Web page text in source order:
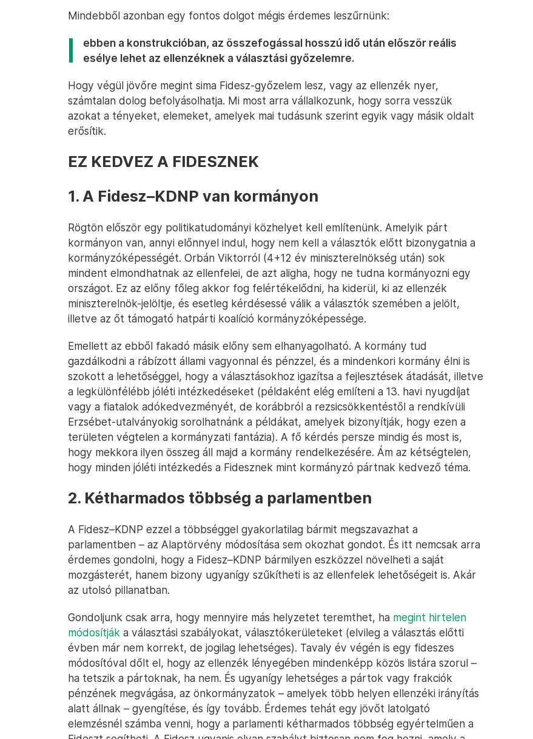
Mindebből azonban egy fontos dolgot mégis érdemes leszűrnünk:
ebben a konstrukcióban, az összefogással hosszú idő után először reális
esélye lehet az ellenzéknek a választási győzelemre.
Hogy végül jövőre megint sima Fidesz-győzelem lesz, vagy az ellenzék nyer,
számtalan dolog befolyásolhatja. Mi most arra vállalkozunk, hogy sorra vesszük
azokat a tényeket, elemeket, amelyek mai tudásunk szerint egyik vagy másik oldalt
erősítik.
EZ KEDVEZ A FIDESZNEK
1. A Fidesz–KDNP van kormányon
Rögtön először egy politikatudományi közhelyet kell említenünk. Amelyik párt
kormányon van, annyi előnnyel indul, hogy nem kell a választók előtt bizonygatnia a
kormányzóképességét. Orbán Viktorról (4+12 év miniszterelnökség után) sok
mindent elmondhatnak az ellenfelei, de azt aligha, hogy ne tudna kormányozni egy
országot. Ez az előny főleg akkor fog felértékelődni, ha kiderül, ki az ellenzék
miniszterelnök-jelöltje, és esetleg kérdésessé válik a választók szemében a jelölt,
illetve az őt támogató hatpárti koalíció kormányzóképessége.
Emellett az ebből fakadó másik előny sem elhanyagolható. A kormány tud
gazdálkodni a rábízott állami vagyonnal és pénzzel, és a mindenkori kormány élni is
szokott a lehetőséggel, hogy a választásokhoz igazítsa a fejlesztések átadását, illetve
a legkülönfélébb jóléti intézkedéseket (példaként elég említeni a 13. havi nyugdíjat
vagy a fiatalok adókedvezményét, de korábbról a rezsicsökkentéstől a rendkívüli
Erzsébet-utalványokig sorolhatnánk a példákat, amelyek bizonyítják, hogy ezen a
területen végtelen a kormányzati fantázia). A fő kérdés persze mindig és most is,
hogy mekkora ilyen összeg áll majd a kormány rendelkezésére. Ám az kétségtelen,
hogy minden jóléti intézkedés a Fidesznek mint kormányzó pártnak kedvező téma.
2. Kétharmados többség a parlamentben
A Fidesz–KDNP ezzel a többséggel gyakorlatilag bármit megszavazhat a
parlamentben – az Alaptörvény módosítása sem okozhat gondot. És itt nemcsak arra
érdemes gondolni, hogy a Fidesz–KDNP bármilyen eszközzel növelheti a saját
mozgásterét, hanem bizony ugyanígy szűkítheti is az ellenfelek lehetőségeit is. Akár
az utolsó pillanatban.
Gondoljunk csak arra, hogy mennyire más helyzetet teremthet, ha megint hirtelen
módosítják a választási szabályokat, választókerületeket (elvileg a választás előtti
évben már nem korrekt, de jogilag lehetséges). Tavaly év végén is egy fideszes
módosítóval dőlt el, hogy az ellenzék lényegében mindenképp közös listára szorul –
ha tetszik a pártoknak, ha nem. És ugyanígy lehetséges a pártok vagy frakciók
pénzének megvágása, az önkormányzatok – amelyek több helyen ellenzéki irányítás
alatt állnak – gyengítése, és így tovább. Érdemes tehát egy jövőt latolgató
elemzésnél számba venni, hogy a parlamenti kétharmados többség egyértelműen a